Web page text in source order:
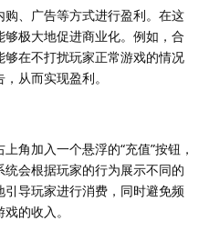
、广告等方式进行盈利。在这
极大地促进商业化。例如，合
在不打扰玩家正常游戏的情况
从而实现盈利。
角加入一个悬浮的“充值”按钮，
会根据玩家的行为展示不同的
导玩家进行消费，同时避免频
的收入。